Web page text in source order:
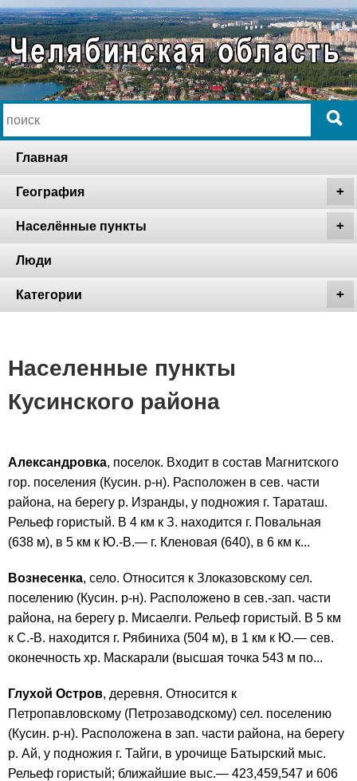
Главная
География
Населённые пункты
Люди
Категории
Населенные пункты
Кусинского района
Александровка, поселок. Входит в состав Магнитского
гор. поселения (Кусин. р-н). Расположен в сев. части
района, на берегу р. Изранды, у подножия г. Тараташ.
Рельеф гористый. В 4 км к З. находится г. Повальная
(638 м), в 5 км к Ю.-В.— г. Кленовая (640), в 6 км к...
Вознесенка, село. Относится к Злоказовскому сел.
поселению (Кусин. р-н). Расположено в сев.-зап. части
района, на берегу р. Мисаелги. Рельеф гористый. В 5 км
к С.-В. находится г. Рябиниха (504 м), в 1 км к Ю.— сев.
оконечность хр. Маскарали (высшая точка 543 м по...
Глухой Остров, деревня. Относится к
Петропавловскому (Петрозаводскому) сел. поселению
(Кусин. р-н). Расположена в зап. части района, на берегу
р. Ай, у подножия г. Тайги, в урочище Батырский мыс.
Рельеф гористый; ближайшие выс.— 423,459,547 и 606